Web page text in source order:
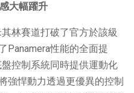
大幅躍升
林賽道打破了官方於該級
Panamera性能的全面提
控制系統同時提供運動化
強悍動力透過更優異的控制